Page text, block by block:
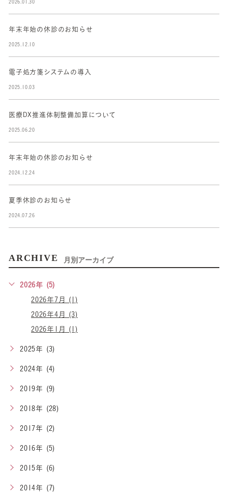
2026.01.30
年末年始の休診のお知らせ
2025.12.10
電子処方箋システムの導入
2025.10.03
医療DX推進体制整備加算について
2025.06.20
年末年始の休診のお知らせ
2024.12.24
夏季休診のお知らせ
2024.07.26
ARCHIVE 月別アーカイブ
2026年 (5)
2026年7月 (1)
2026年4月 (3)
2026年1月 (1)
2025年 (3)
2024年 (4)
2019年 (9)
2018年 (28)
2017年 (2)
2016年 (5)
2015年 (6)
2014年 (7)